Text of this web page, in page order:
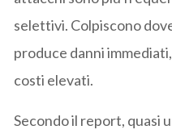
selettivi. Colpiscono
produce danni
costi elevati.
Secondo il report, quasi